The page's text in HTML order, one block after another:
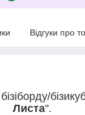
Відгуки про
Листа".